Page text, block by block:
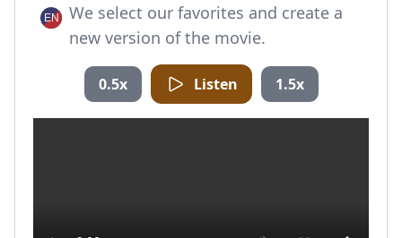
We select our favorites and create a
new version of the movie.
0.5x Listen 1.5x